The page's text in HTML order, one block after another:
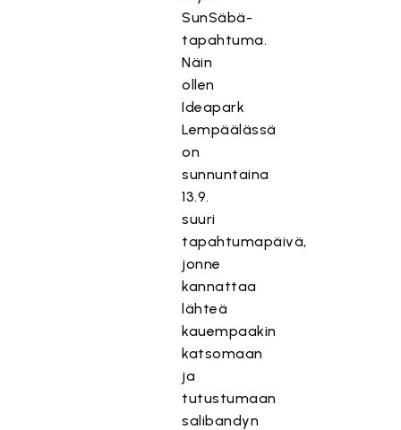
SunSäbä-
tapahtuma.
Näin
ollen
Ideapark
Lempäälässä
on
sunnuntaina
13.9.
suuri
tapahtumapäivä,
jonne
kannattaa
lähteä
kauempaakin
katsomaan
ja
tutustumaan
salibandyn